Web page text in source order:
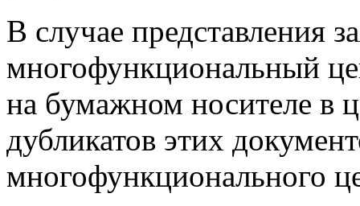
В случае представления
многофункциональный
на бумажном носителе в
дубликатов этих
многофункционального